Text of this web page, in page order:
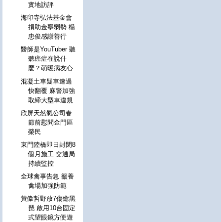
實地訪評
海印寺弘法基金會
捐助金寧弱勢 楊
忠俊感謝善行
醫師是YouTuber 聽
聽癌症在說什
麼？萌暖病友心
混凝土車疑車速過
快翻覆 麻警加強
取締大型車違規
欣屏天然氣公司春
節前慰問金門區
榮民
東門陸橋即日封閉8
個月施工 交通局
持續監控
全球禽事告急 籲養
禽場加強防範
黃偉哲野放7傷癒黑
琵 啟用10台固定
式望眼鏡方便遊